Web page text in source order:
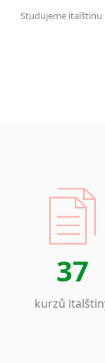
Studujeme italštinu
37
kurzů